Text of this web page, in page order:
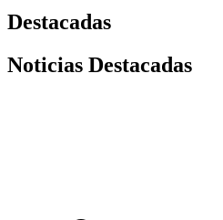
Destacadas
Noticias Destacadas